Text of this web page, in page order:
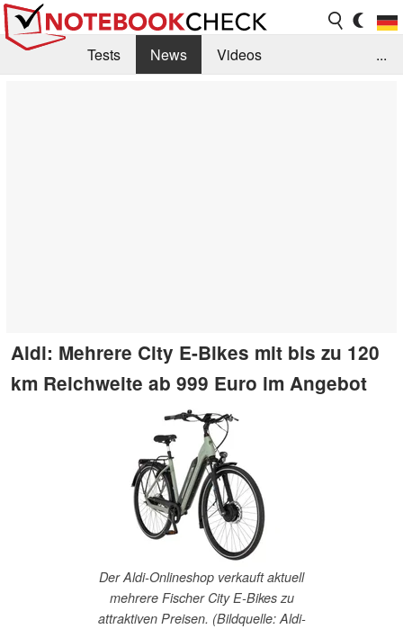
Tests News
Videos
...
Aldi: Mehrere City E-Bikes mit bis zu 120
km Reichweite ab 999 Euro im Angebot
Der Aldi-Onlineshop verkauft aktuell
mehrere Fischer City E-Bikes zu
attraktiven Preisen. (Bildquelle: Aldi-